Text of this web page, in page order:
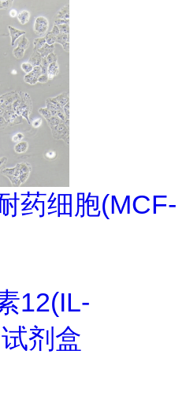
药细胞(MCF-
12(IL-
剂盒